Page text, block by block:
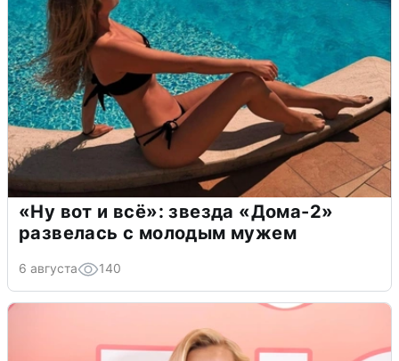
«Ну вот и всё»: звезда «Дома-2»
развелась с молодым мужем
6 августа 140